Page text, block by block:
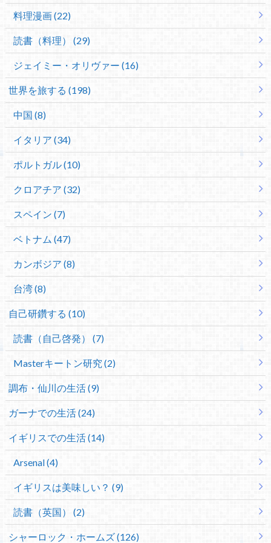
料理漫画 (22)
読書（料理） (29)
ジェイミー・オリヴァー (16)
世界を旅する (198)
中国 (8)
イタリア (34)
ポルトガル (10)
クロアチア (32)
スペイン (7)
ベトナム (47)
カンボジア (8)
台湾 (8)
自己研鑽する (10)
読書（自己啓発） (7)
Masterキートン研究 (2)
調布・仙川の生活 (9)
ガーナでの生活 (24)
イギリスでの生活 (14)
Arsenal (4)
イギリスは美味しい？ (9)
読書（英国） (2)
シャーロック・ホームズ (126)